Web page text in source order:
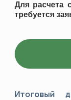
Для расчета
требуется
Итоговый